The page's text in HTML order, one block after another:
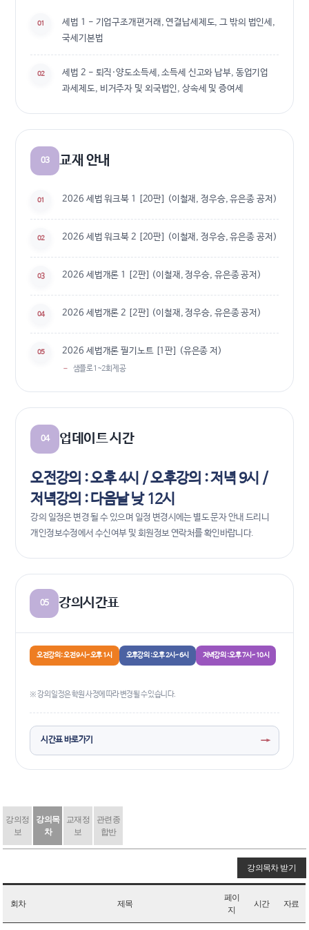
01
세법 1 - 기업구조개편거래, 연결납세제도, 그 밖의 법인세,
국세기본법
02
세법 2 - 퇴직·양도소득세, 소득세 신고와 납부, 동업기업
과세제도, 비거주자 및 외국법인, 상속세 및 증여세
03 교재 안내
01 2026 세법 워크북 1 [20판] (이철재, 정우승, 유은종 공저)
02 2026 세법 워크북 2 [20판] (이철재, 정우승, 유은종 공저)
03 2026 세법개론 1 [2판] (이철재, 정우승, 유은종 공저)
04 2026 세법개론 2 [2판] (이철재, 정우승, 유은종 공저)
05 2026 세법개론 필기노트 [1판] (유은종 저)
샘플로 1~2회 제공
04 업데이트 시간
오전강의 : 오후 4시 / 오후강의 : 저녁 9시 /
저녁강의 : 다음날 낮 12시
강의 일정은 변경 될 수 있으며 일정 변경시에는 별도 문자 안내 드리니
개인정보수정에서 수신여부 및 회원정보 연락처를 확인바랍니다.
05 강의시간표
오전강의 : 오전 9시~오후 1시 오후강의 : 오후 2시~6시 저녁강의 : 오후 7시~10시
※ 강의 일정은 학원 사정에 따라 변경될 수 있습니다.
시간표 바로가기 →
강의정
보
강의목
차
교재정
보
관련종
합반
강의목차 받기
회차 제목
페이
지
시간 자료